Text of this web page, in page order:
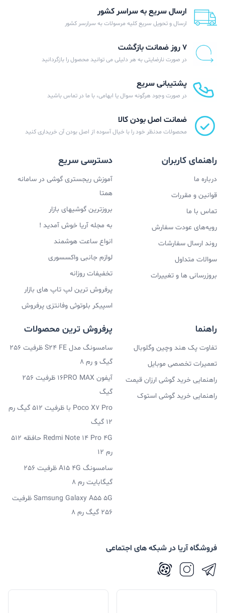
ارسال سریع به سراسر کشور
ارسال و تحویل سریع کلیه مرسولات به سرارسر کشور
۷ روز ضمانت بازگشت
در صورت نارضایتی به هر دلیلی می توانید محصول را بازگردانید
پشتیبانی سریع
در صورت وجود هرگونه سوال یا ابهامی، با ما در تماس باشید
ضمانت اصل بودن کالا
محصولات مدنظر خود را با خیال آسوده از اصل بودن آن خریداری کنید
راهنمای کاربران
درباره ما
قوانین و مقررات
تماس با ما
رویه‌های عودت سفارش
روند ارسال سفارشات
سوالات متداول
بروزرسانی ها و تغییرات
دسترسی سریع
آموزش ریجستری گوشی در سامانه
همتا
بروزترین گوشیهای بازار
به مجله آریا خوش آمدید !
انواع ساعت هوشمند
لوازم جانبی واکسسوری
تخفیفات روزانه
پرفروش ترین لپ تاپ های بازار
اسپیکر بلوتوثی وفانتزی پرفروش
راهنما
تفاوت پک هند وچین وگلوبال
تعمیرات تخصصی موبایل
راهنمایی خرید گوشی ارزان قیمت
راهنمایی خرید گوشی استوک
پرفروش ترین محصولات
سامسونگ مدل S24 FE ظرفیت 256
گیگ و رم 8
آیفون 16PRO MAX ظرفیت 256
گیگ
Poco X7 Pro با ظرفیت 512 گیگ رم
12 گیگ
Redmi Note 14 Pro 4G حافظه 512
رم 12
سامسونگ A15 4G ظرفیت 256
گیگابایت رم 8
Samsung Galaxy A55 5G ظرفیت
256 گیگ رم 8
فروشگاه آریا در شبکه های اجتماعی